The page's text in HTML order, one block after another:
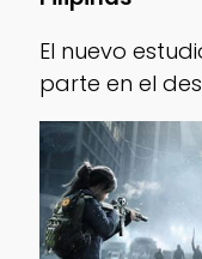
El nuevo
parte en el